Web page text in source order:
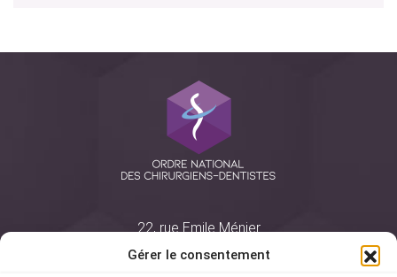
Gérer le consentement
22, rue Emile Ménier
75761 Paris Cedex 16